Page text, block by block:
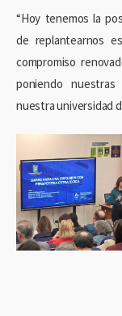
“Hoy tenemos la
de replantearnos
compromiso
poniendo
nuestra universidad